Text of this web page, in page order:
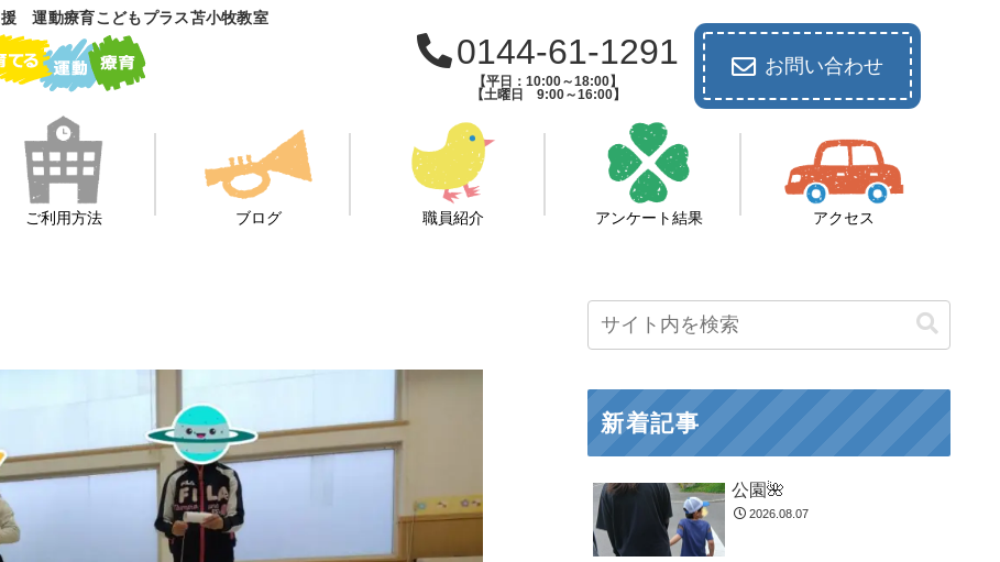
運動療育こどもプラス苫小牧教室
0144-61-1291
【平日：10:00～18:00】
【土曜日 9:00～16:00】
お問い合わせ
ご利用方法 ブログ 職員紹介 アンケート結果 アクセス
新着記事
公園🌺
2026.08.07